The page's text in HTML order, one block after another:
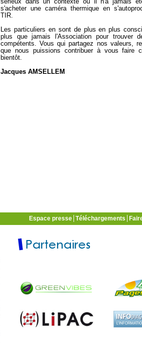
s'acheter une caméra thermique en
TIR.
Les particuliers en sont de plus en plus
plus que jamais l'Association pour trouver
compétents. Vous qui partagez nos valeurs,
que nous puissions contribuer à vous faire
bientôt.
Jacques AMSELLEM
Espace presse Téléchargements